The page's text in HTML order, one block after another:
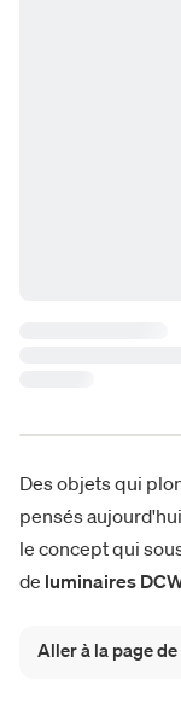
Des objets qui
pensés
le concept qui
de luminaires
leslampes Mantis
Aller à la page